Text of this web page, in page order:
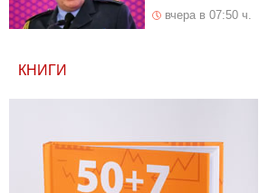
вчера в 07:50 ч.
КНИГИ